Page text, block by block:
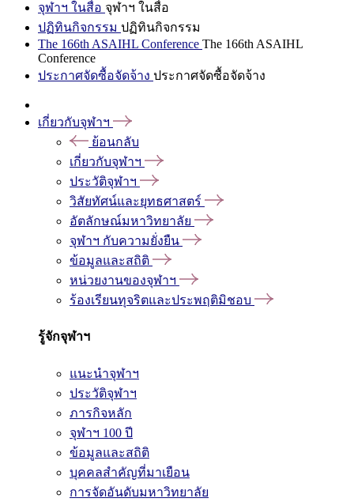
จุฬาฯ ในสื่อ จุฬาฯ ในสื่อ
ปฏิทินกิจกรรม ปฏิทินกิจกรรม
The 166th ASAIHL Conference The 166th ASAIHL
Conference
ประกาศจัดซื้อจัดจ้าง ประกาศจัดซื้อจัดจ้าง
เกี่ยวกับจุฬาฯ
ย้อนกลับ
เกี่ยวกับจุฬาฯ
ประวัติจุฬาฯ
วิสัยทัศน์และยุทธศาสตร์
อัตลักษณ์มหาวิทยาลัย
จุฬาฯ กับความยั่งยืน
ข้อมูลและสถิติ
หน่วยงานของจุฬาฯ
ร้องเรียนทุจริตและประพฤติมิชอบ
รู้จักจุฬาฯ
แนะนำจุฬาฯ
ประวัติจุฬาฯ
ภารกิจหลัก
จุฬาฯ 100 ปี
ข้อมูลและสถิติ
บุคคลสำคัญที่มาเยือน
การจัดอันดับมหาวิทยาลัย